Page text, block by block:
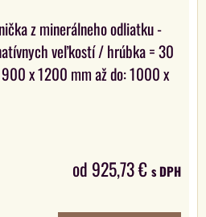
z minerálneho odliatku -
veľkostí / hrúbka = 30
x 1200 mm až do: 1000 x
od 925,73 € s DPH